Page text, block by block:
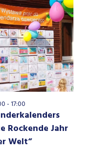
Rockende Jahr
Welt“
-17:00